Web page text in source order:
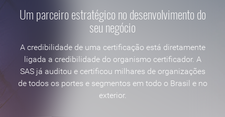
Um parceiro estratégico no desenvolvimento do
seu negócio
A credibilidade de uma certificação está diretamente
ligada a credibilidade do organismo certificador. A
SAS já auditou e certificou milhares de organizações
de todos os portes e segmentos em todo o Brasil e no
exterior.